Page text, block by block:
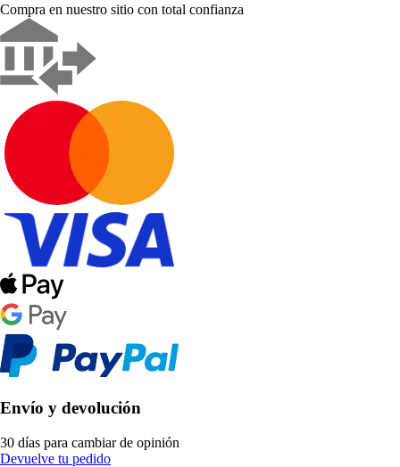
Compra en nuestro sitio con total confianza
Envío y devolución
30 días para cambiar de opinión
Devuelve tu pedido